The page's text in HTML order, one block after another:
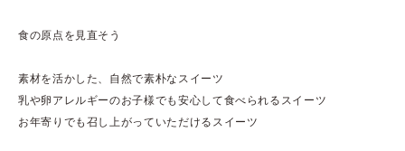
食の原点を見直そう
素材を活かした、自然で素朴なスイーツ
乳や卵アレルギーのお子様でも安心して食べられるスイーツ
お年寄りでも召し上がっていただけるスイーツ